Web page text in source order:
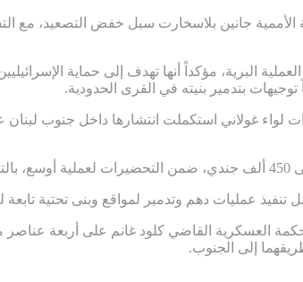
جانين بلاسخارت سبل خفض التصعيد، مع
العملية البرية، مؤكداً أنها تهدف إلى حماية
بتدمير بنيته في القرى الحدودية.
العسكرية القاضي كلود غانم على أربعة
إلى الجنوب.